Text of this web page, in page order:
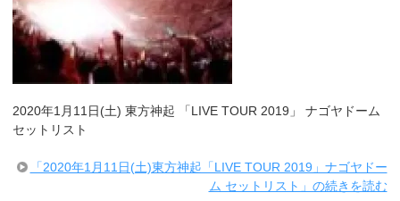
2020年1月11日(土) 東方神起 「LIVE TOUR 2019」 ナゴヤドーム
セットリスト
「2020年1月11日(土)東方神起「LIVE TOUR 2019」ナゴヤドー
ム セットリスト」の続きを読む